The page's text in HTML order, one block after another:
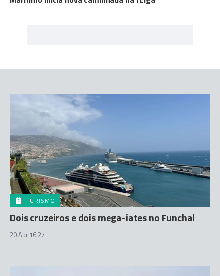
TURISMO
Dois cruzeiros e dois mega-iates no Funchal
20 Abr 16:27